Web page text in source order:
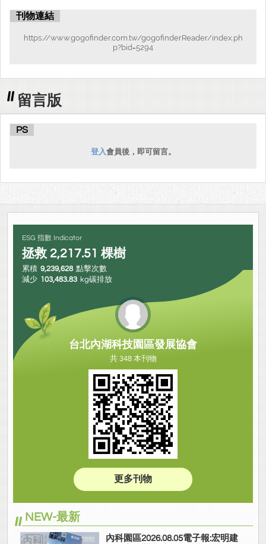
刊物連結
https://www.gogofinder.com.tw/gogofinderReader/index.ph
p?bid=5294
留言版
PS
登入會員後，即可留言。
ESG 指數 Indicator
拯救 2,217.51 棵樹
累積 9,239,628 點擊次數
減少 103,483.83 kg碳排放
台北內湖科技園區發展協會
共 348 本刊物
更多刊物
NEW-最新
內科園區2026.08.05電子報:宏明建